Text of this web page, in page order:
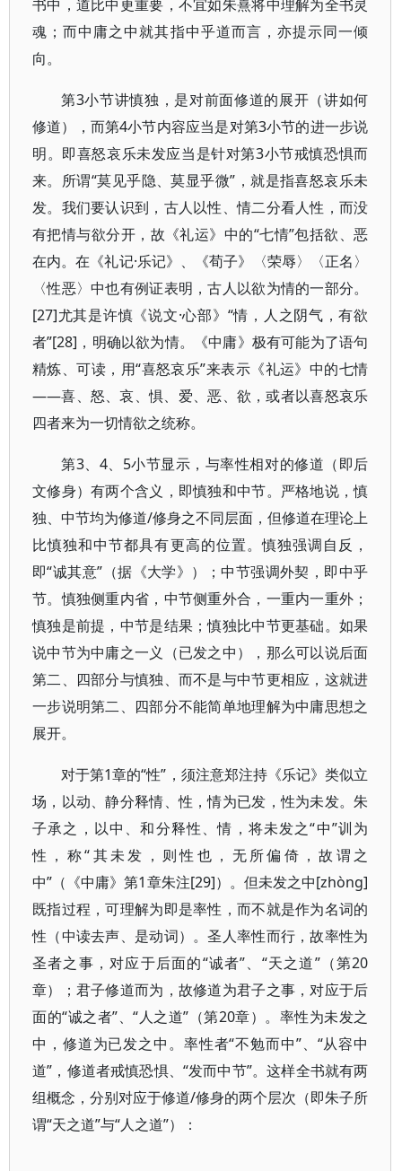
书中，道比中更重要，不宜如朱熹将中理解为全书灵
魂；而中庸之中就其指中乎道而言，亦提示同一倾
向。
第3小节讲慎独，是对前面修道的展开（讲如何
修道），而第4小节内容应当是对第3小节的进一步说
明。即喜怒哀乐未发应当是针对第3小节戒慎恐惧而
来。所谓“莫见乎隐、莫显乎微”，就是指喜怒哀乐未
发。我们要认识到，古人以性、情二分看人性，而没
有把情与欲分开，故《礼运》中的“七情”包括欲、恶
在内。在《礼记·乐记》、《荀子》〈荣辱〉〈正名〉
〈性恶〉中也有例证表明，古人以欲为情的一部分。
[27]尤其是许慎《说文·心部》“情，人之阴气，有欲
者”[28]，明确以欲为情。《中庸》极有可能为了语句
精炼、可读，用“喜怒哀乐”来表示《礼运》中的七情
——喜、怒、哀、惧、爱、恶、欲，或者以喜怒哀乐
四者来为一切情欲之统称。
第3、4、5小节显示，与率性相对的修道（即后
文修身）有两个含义，即慎独和中节。严格地说，慎
独、中节均为修道/修身之不同层面，但修道在理论上
比慎独和中节都具有更高的位置。慎独强调自反，
即“诚其意”（据《大学》）；中节强调外契，即中乎
节。慎独侧重内省，中节侧重外合，一重内一重外；
慎独是前提，中节是结果；慎独比中节更基础。如果
说中节为中庸之一义（已发之中），那么可以说后面
第二、四部分与慎独、而不是与中节更相应，这就进
一步说明第二、四部分不能简单地理解为中庸思想之
展开。
对于第1章的“性”，须注意郑注持《乐记》类似立
场，以动、静分释情、性，情为已发，性为未发。朱
子承之，以中、和分释性、情，将未发之“中”训为
性，称“其未发，则性也，无所偏倚，故谓之
中”（《中庸》第1章朱注[29]）。但未发之中[zhòng]
既指过程，可理解为即是率性，而不就是作为名词的
性（中读去声、是动词）。圣人率性而行，故率性为
圣者之事，对应于后面的“诚者”、“天之道”（第20
章）；君子修道而为，故修道为君子之事，对应于后
面的“诚之者”、“人之道”（第20章）。率性为未发之
中，修道为已发之中。率性者“不勉而中”、“从容中
道”，修道者戒慎恐惧、“发而中节”。这样全书就有两
组概念，分别对应于修道/修身的两个层次（即朱子所
谓“天之道”与“人之道”）：